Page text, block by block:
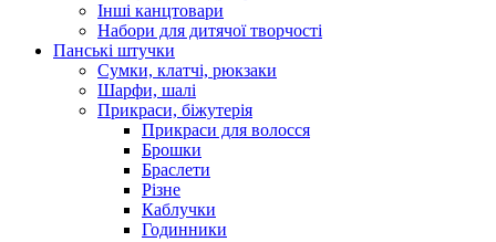
Інші канцтовари
Набори для дитячої творчості
Панські штучки
Сумки, клатчі, рюкзаки
Шарфи, шалі
Прикраси, біжутерія
Прикраси для волосся
Брошки
Браслети
Різне
Каблучки
Годинники